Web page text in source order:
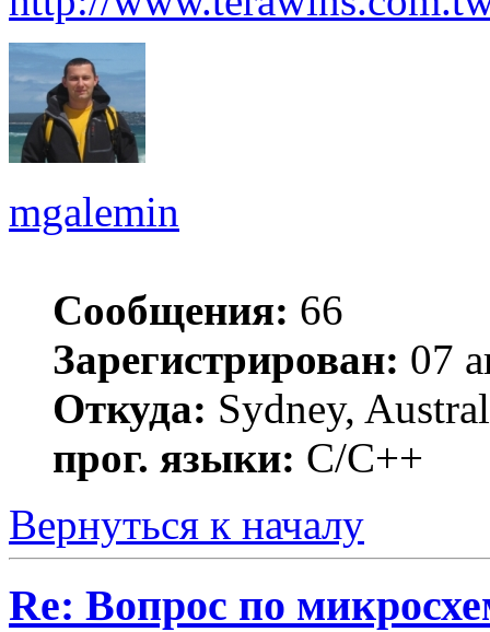
mgalemin
Сообщения: 66
Зарегистрирован: 07
Откуда: Sydney,
прог. языки: C/C++
Вернуться к началу
Re: Вопрос по